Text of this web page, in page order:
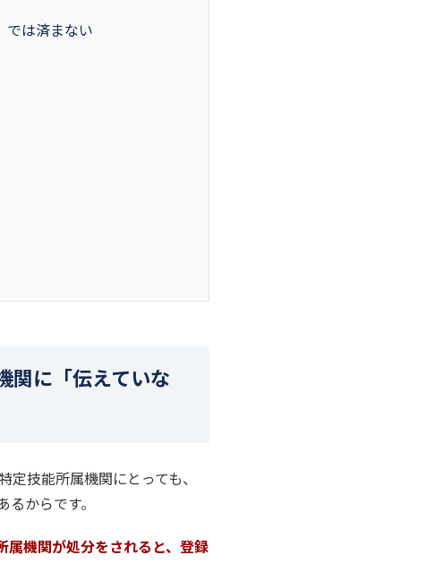
では済まない
関に「伝えていな
技能所属機関にとっても、
からです。
属機関が処分をされると、登録